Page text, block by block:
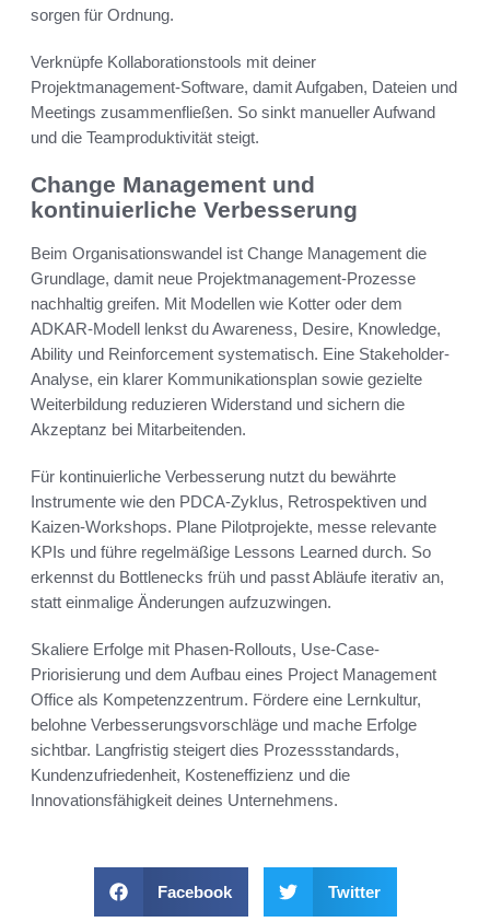
sorgen für Ordnung.
Verknüpfe Kollaborationstools mit deiner
Projektmanagement-Software, damit Aufgaben, Dateien und
Meetings zusammenfließen. So sinkt manueller Aufwand
und die Teamproduktivität steigt.
Change Management und
kontinuierliche Verbesserung
Beim Organisationswandel ist Change Management die
Grundlage, damit neue Projektmanagement-Prozesse
nachhaltig greifen. Mit Modellen wie Kotter oder dem
ADKAR-Modell lenkst du Awareness, Desire, Knowledge,
Ability und Reinforcement systematisch. Eine Stakeholder-
Analyse, ein klarer Kommunikationsplan sowie gezielte
Weiterbildung reduzieren Widerstand und sichern die
Akzeptanz bei Mitarbeitenden.
Für kontinuierliche Verbesserung nutzt du bewährte
Instrumente wie den PDCA-Zyklus, Retrospektiven und
Kaizen-Workshops. Plane Pilotprojekte, messe relevante
KPIs und führe regelmäßige Lessons Learned durch. So
erkennst du Bottlenecks früh und passt Abläufe iterativ an,
statt einmalige Änderungen aufzuzwingen.
Skaliere Erfolge mit Phasen-Rollouts, Use-Case-
Priorisierung und dem Aufbau eines Project Management
Office als Kompetenzzentrum. Fördere eine Lernkultur,
belohne Verbesserungsvorschläge und mache Erfolge
sichtbar. Langfristig steigert dies Prozessstandards,
Kundenzufriedenheit, Kosteneffizienz und die
Innovationsfähigkeit deines Unternehmens.
Facebook Twitter